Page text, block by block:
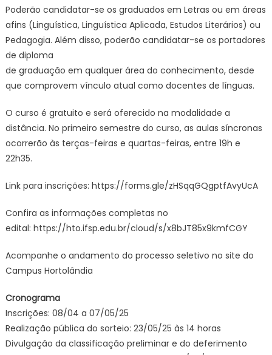
Poderão candidatar-se os graduados em Letras ou em áreas
afins (Linguística, Linguística Aplicada, Estudos Literários) ou
Pedagogia. Além disso, poderão candidatar-se os portadores
de diploma
de graduação em qualquer área do conhecimento, desde
que comprovem vínculo atual como docentes de línguas.
O curso é gratuito e será oferecido na modalidade a
distância. No primeiro semestre do curso, as aulas síncronas
ocorrerão às terças-feiras e quartas-feiras, entre 19h e
22h35.
Link para inscrições: https://forms.gle/zHSqqGQgptfAvyUcA
Confira as informações completas no
edital: https://hto.ifsp.edu.br/cloud/s/x8bJT85x9kmfCGY
Acompanhe o andamento do processo seletivo no site do
Campus Hortolândia
Cronograma
Inscrições: 08/04 a 07/05/25
Realização pública do sorteio: 23/05/25 às 14 horas
Divulgação da classificação preliminar e do deferimento